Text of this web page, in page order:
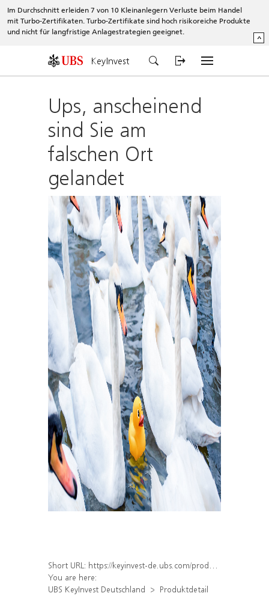
Im Durchschnitt erleiden 7 von 10 Kleinanlegern Verluste beim Handel
mit Turbo-Zertifikaten. Turbo-Zertifikate sind hoch risikoreiche Produkte
und nicht für langfristige Anlagestrategien geeignet.
^
KeyInvest
Ups, anscheinend
sind Sie am
falschen Ort
gelandet
Short URL: https://keyinvest-de.ubs.com/produkt/detail/index/isin/DE000WA6XJY1
You are here:
UBS KeyInvest Deutschland
Produktdetail